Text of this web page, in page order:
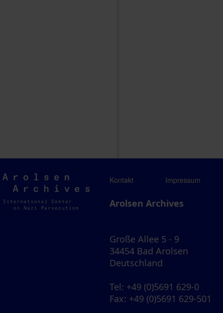
Arolsen
Archives
Kontakt Impressum
Arolsen Archives
Große Allee 5 - 9
34454 Bad Arolsen
Deutschland
Tel: +49 (0)5691 629-0
Fax: +49 (0)5691 629-501